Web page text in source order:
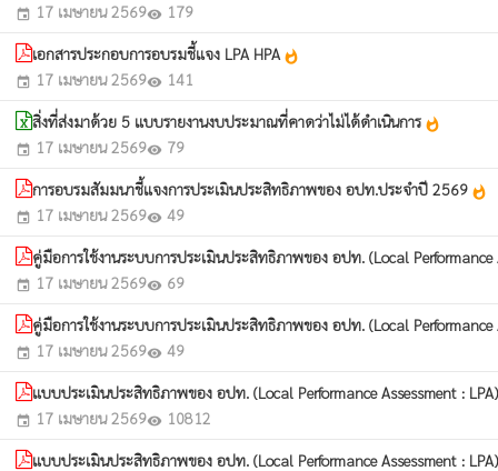
event 17 เมษายน 2569visibility 179
เอกสารประกอบการอบรมชี้แจง LPA HPA whatshot
event 17 เมษายน 2569visibility 141
สิ่งที่ส่งมาด้วย 5 แบบรายงานงบประมาณที่คาดว่าไม่ได้ดำเนินการ whatshot
event 17 เมษายน 2569visibility 79
การอบรมสัมมนาชี้แจงการประเมินประสิทธิภาพของ อปท.ประจำปี 2569 whatshot
event 17 เมษายน 2569visibility 49
คู่มือการใช้งานระบบการประเมินประสิทธิภาพของ อปท. (Local
event 17 เมษายน 2569visibility 69
คู่มือการใช้งานระบบการประเมินประสิทธิภาพของ อปท. (Local
event 17 เมษายน 2569visibility 49
แบบประเมินประสิทธิภาพของ อปท. (Local Performance Assessment :
event 17 เมษายน 2569visibility 10812
แบบประเมินประสิทธิภาพของ อปท. (Local Performance Assessment :